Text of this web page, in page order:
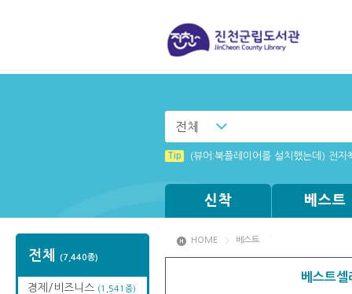
전체
Tip [003] 홈페이지_추천도서 기능 설정
신착 베스트
전체 (7,440종)
경제/비즈니스 (1,541종)
HOME 베스트
베스트